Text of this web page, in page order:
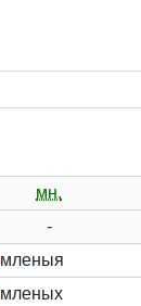
мн.
-
мленыя
мленых